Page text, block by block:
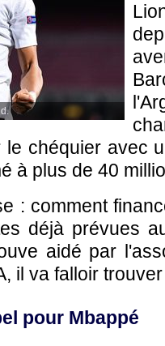
le chéquier avec
à plus de 40
: comment
déjà prévues
aidé par
il va falloir
pour Mbappé